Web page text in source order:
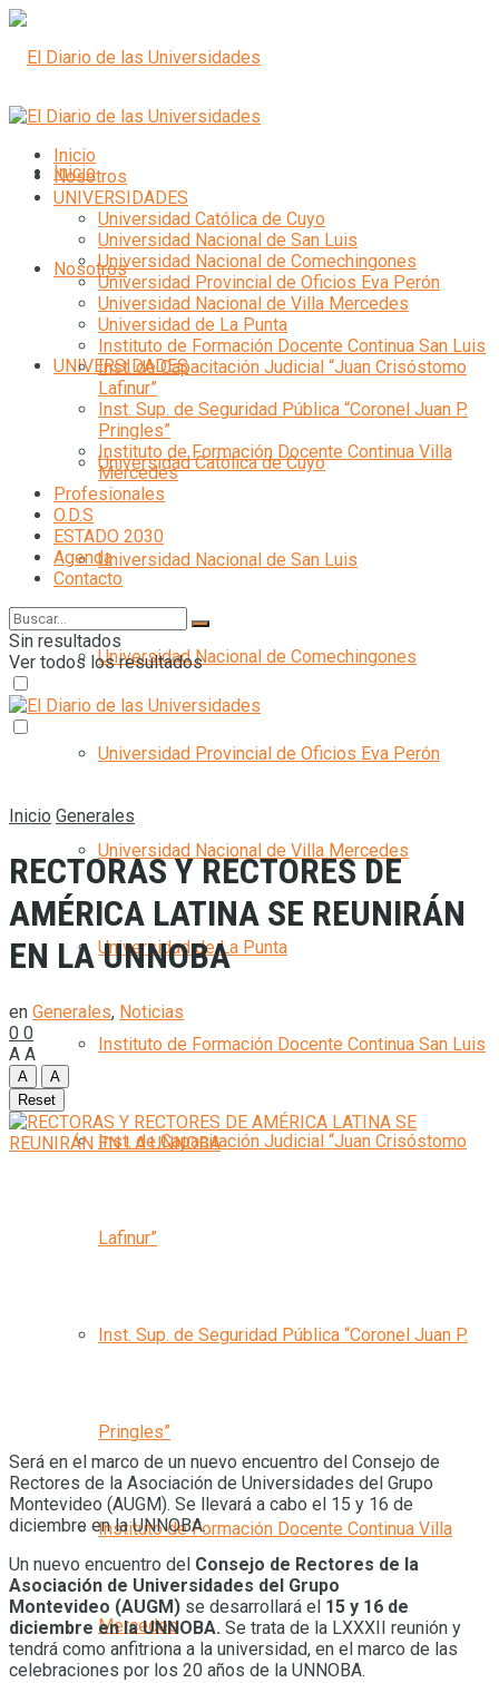
Inicio
Nosotros
UNIVERSIDADES
Universidad Católica de Cuyo
Universidad Nacional de San Luis
Universidad Nacional de Comechingones
Universidad Provincial de Oficios Eva Perón
Universidad Nacional de Villa Mercedes
Universidad de La Punta
Instituto de Formación Docente Continua San Luis
Inst. de Capacitación Judicial “Juan Crisóstomo
Lafinur”
Inst. Sup. de Seguridad Pública “Coronel Juan P.
Pringles”
Instituto de Formación Docente Continua Villa
Mercedes
Inicio
Nosotros
UNIVERSIDADES
Universidad Católica de Cuyo
Universidad Nacional de San Luis
Universidad Nacional de Comechingones
Universidad Provincial de Oficios Eva Perón
Universidad Nacional de Villa Mercedes
Universidad de La Punta
Instituto de Formación Docente Continua San Luis
Inst. de Capacitación Judicial “Juan Crisóstomo
Lafinur”
Inst. Sup. de Seguridad Pública “Coronel Juan P.
Pringles”
Instituto de Formación Docente Continua Villa
Mercedes
Profesionales
O.D.S
ESTADO 2030
Agenda
Contacto
Sin resultados
Ver todos los resultados
Inicio Generales
RECTORAS Y RECTORES DE
AMÉRICA LATINA SE REUNIRÁN
EN LA UNNOBA
en Generales, Noticias
0 0
A A
A
A
Reset
Será en el marco de un nuevo encuentro del Consejo de
Rectores de la Asociación de Universidades del Grupo
Montevideo (AUGM). Se llevará a cabo el 15 y 16 de
diciembre en la UNNOBA.
Un nuevo encuentro del Consejo de Rectores de la
Asociación de Universidades del Grupo
Montevideo (AUGM) se desarrollará el 15 y 16 de
diciembre en la UNNOBA. Se trata de la LXXXII reunión y
tendrá como anfitriona a la universidad, en el marco de las
celebraciones por los 20 años de la UNNOBA.